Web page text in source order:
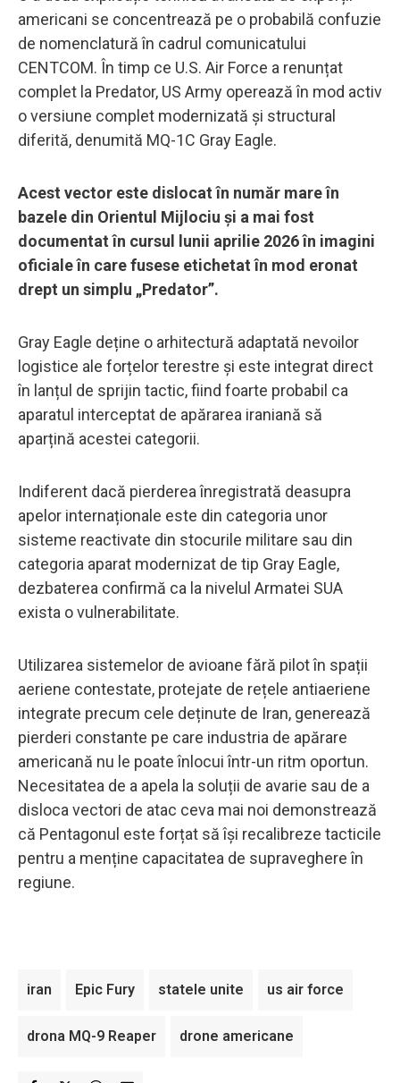
americani se concentrează pe o probabilă confuzie
de nomenclatură în cadrul comunicatului
CENTCOM. În timp ce U.S. Air Force a renunțat
complet la Predator, US Army operează în mod activ
o versiune complet modernizată și structural
diferită, denumită MQ-1C Gray Eagle.
Acest vector este dislocat în număr mare în
bazele din Orientul Mijlociu și a mai fost
documentat în cursul lunii aprilie 2026 în imagini
oficiale în care fusese etichetat în mod eronat
drept un simplu „Predator”.
Gray Eagle deține o arhitectură adaptată nevoilor
logistice ale forțelor terestre și este integrat direct
în lanțul de sprijin tactic, fiind foarte probabil ca
aparatul interceptat de apărarea iraniană să
aparțină acestei categorii.
Indiferent dacă pierderea înregistrată deasupra
apelor internaționale este din categoria unor
sisteme reactivate din stocurile militare sau din
categoria aparat modernizat de tip Gray Eagle,
dezbaterea confirmă ca la nivelul Armatei SUA
exista o vulnerabilitate.
Utilizarea sistemelor de avioane fără pilot în spații
aeriene contestate, protejate de rețele antiaeriene
integrate precum cele deținute de Iran, generează
pierderi constante pe care industria de apărare
americană nu le poate înlocui într-un ritm oportun.
Necesitatea de a apela la soluții de avarie sau de a
disloca vectori de atac ceva mai noi demonstrează
că Pentagonul este forțat să își recalibreze tacticile
pentru a menține capacitatea de supraveghere în
regiune.
iran Epic Fury statele unite us air force
drona MQ-9 Reaper drone americane